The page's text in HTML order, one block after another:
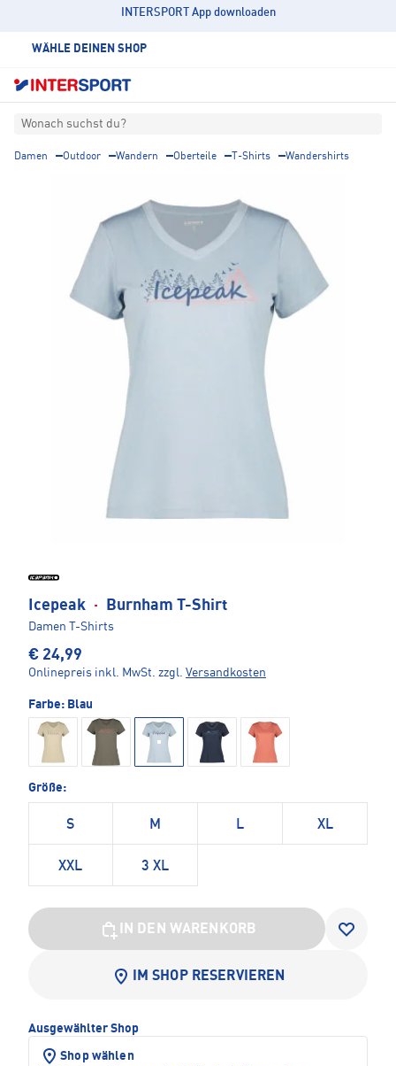
INTERSPORT App downloaden
WÄHLE DEINEN SHOP
Wonach suchst du?
Damen Outdoor Wandern Oberteile T-Shirts Wandershirts
Icepeak · Burnham T-Shirt
Damen T-Shirts
€ 24,99
Onlinepreis inkl. MwSt. zzgl. Versandkosten
Farbe: Blau
Größe:
S M L XL
XXL 3 XL
IN DEN WARENKORB
IM SHOP RESERVIEREN
Ausgewählter Shop
Shop wählen